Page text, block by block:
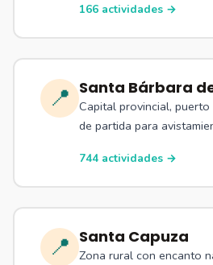
166 actividades →
📍 Santa Bárbara
Capital provincial,
de partida para
744 actividades →
📍 Santa Capuza
Zona rural con encanto